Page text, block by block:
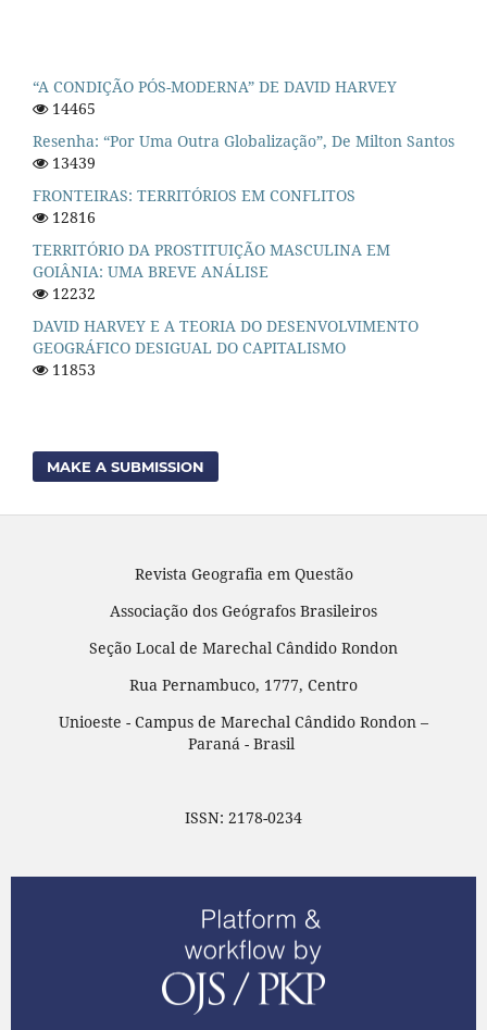
“A CONDIÇÃO PÓS-MODERNA” DE DAVID HARVEY
14465
Resenha: “Por Uma Outra Globalização”, De Milton Santos
13439
FRONTEIRAS: TERRITÓRIOS EM CONFLITOS
12816
TERRITÓRIO DA PROSTITUIÇÃO MASCULINA EM
GOIÂNIA: UMA BREVE ANÁLISE
12232
DAVID HARVEY E A TEORIA DO DESENVOLVIMENTO
GEOGRÁFICO DESIGUAL DO CAPITALISMO
11853
MAKE A SUBMISSION
Revista Geografia em Questão
Associação dos Geógrafos Brasileiros
Seção Local de Marechal Cândido Rondon
Rua Pernambuco, 1777, Centro
Unioeste - Campus de Marechal Cândido Rondon –
Paraná - Brasil
ISSN: 2178-0234